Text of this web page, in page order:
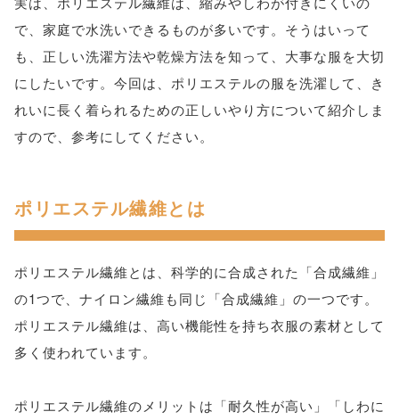
で、家庭で水洗いできるものが多いです。そうはいって
も、正しい洗濯方法や乾燥方法を知って、大事な服を大切
にしたいです。今回は、ポリエステルの服を洗濯して、き
れいに長く着られるための正しいやり方について紹介しま
すので、参考にしてください。
ポリエステル繊維とは
ポリエステル繊維とは、科学的に合成された「合成繊維」
の1つで、ナイロン繊維も同じ「合成繊維」の一つです。
ポリエステル繊維は、高い機能性を持ち衣服の素材として
多く使われています。
ポリエステル繊維のメリットは「耐久性が高い」「しわに